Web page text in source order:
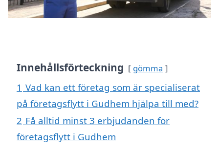
Innehållsförteckning gömma
1 Vad kan ett företag som är specialiserat
på företagsflytt i Gudhem hjälpa till med?
2 Få alltid minst 3 erbjudanden för
företagsflytt i Gudhem